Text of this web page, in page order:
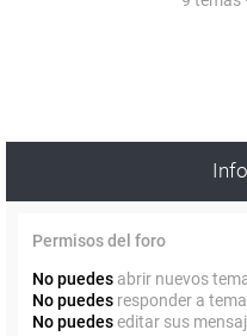
Permisos del foro
No puedes abrir nuevos
No puedes responder a
No puedeseditar sus